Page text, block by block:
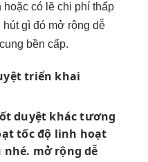
hoặc có lẽ chi phí thấp
hútgì đó mở rộng dễ
bền cấp.
triển khai
duyệt kháctương
tốc độ linh hoạt
nhé. mở rộng dễ